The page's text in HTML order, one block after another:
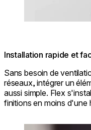
Installation rapide et
Sans besoin de
réseaux, intégrer un
aussi simple. Flex
finitions en moins d'une